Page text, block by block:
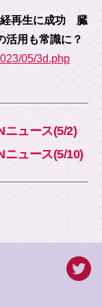
再生に成功 臓
活用も常識に？
05/3d.php
ュース(5/2)
ュース(5/10)